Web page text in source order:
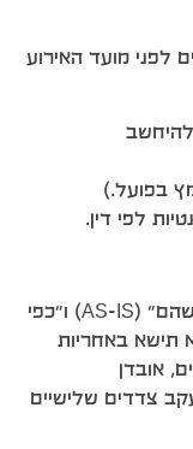
ביטול עד 5 ימי עסקים לפני מועד האירוע
להיחשב
בפועל.)
לפי דין.
השירותים והתכנים באתר מסופקים “כפי שהם” (AS-IS) ו“כפי
תישא באחריות
אובדן
עקב צדדים שלישיים